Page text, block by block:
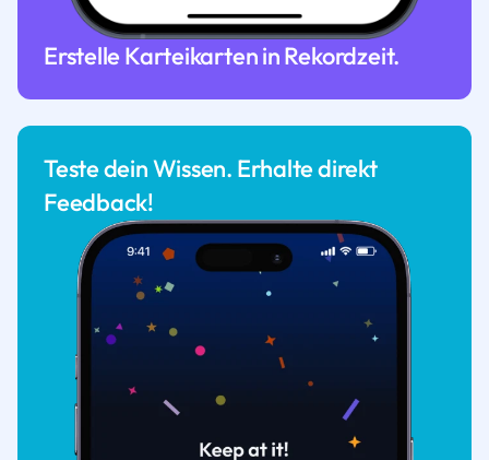
Erstelle Karteikarten in Rekordzeit.
Teste dein Wissen. Erhalte direkt
Feedback!